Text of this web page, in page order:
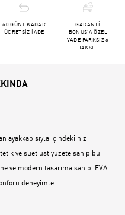
60 GÜNE KADAR
ÜCRETSİZ İADE
GARANTİ
BONUS'A ÖZEL
VADE FARKSIZ 6
TAKSİT
ayakkabısıyla içindeki hız
ve süet üst yüzete sahip bu
ve modern tasarıma sahip. EVA
deneyimle.